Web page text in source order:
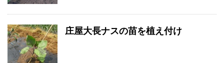
庄屋大長ナスの苗を植え付け